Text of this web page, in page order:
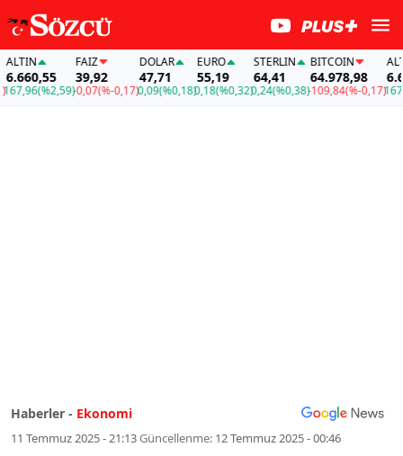
(%2,59)
FAİZ
39,92
-0,07(%-0,17)
DOLAR
47,71
0,09(%0,18)
EURO
55,19
0,18(%0,32)
STERLIN
64,41
0,24(%0,38)
BITCOIN
64.978,98
-109,84(%-0,17)
ALTIN
167,96
Haberler - Ekonomi
11 Temmuz 2025 - 21:13Güncellenme: 12 Temmuz 2025 - 00:46